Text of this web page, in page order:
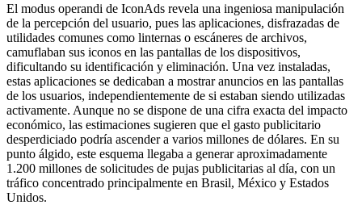
El modus operandi de IconAds revela una ingeniosa manipulación
de la percepción del usuario, pues las aplicaciones, disfrazadas de
utilidades comunes como linternas o escáneres de archivos,
camuflaban sus iconos en las pantallas de los dispositivos,
dificultando su identificación y eliminación. Una vez instaladas,
estas aplicaciones se dedicaban a mostrar anuncios en las pantallas
de los usuarios, independientemente de si estaban siendo utilizadas
activamente. Aunque no se dispone de una cifra exacta del impacto
económico, las estimaciones sugieren que el gasto publicitario
desperdiciado podría ascender a varios millones de dólares. En su
punto álgido, este esquema llegaba a generar aproximadamente
1.200 millones de solicitudes de pujas publicitarias al día, con un
tráfico concentrado principalmente en Brasil, México y Estados
Unidos.